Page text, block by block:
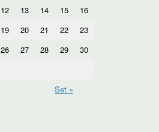
12 13 14 15
16
19 20 21 22
23
26 27 28 29
30
Set »